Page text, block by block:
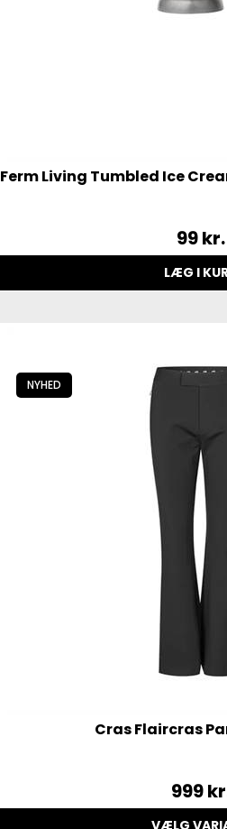
Ferm Living Tumbled Ice
99kr.
LÆG I
NYHED
Cras Flaircras
999
VÆLG